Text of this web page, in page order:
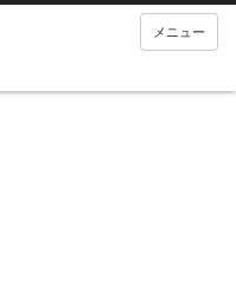
メニュー